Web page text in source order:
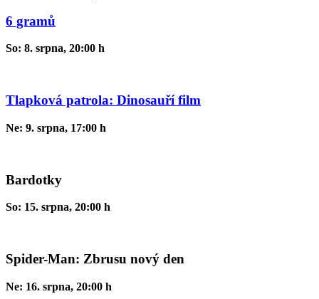
6 gramů
So: 8. srpna, 20:00 h
Tlapková patrola: Dinosauří film
Ne: 9. srpna, 17:00 h
Bardotky
So: 15. srpna, 20:00 h
Spider-Man: Zbrusu nový den
Ne: 16. srpna, 20:00 h